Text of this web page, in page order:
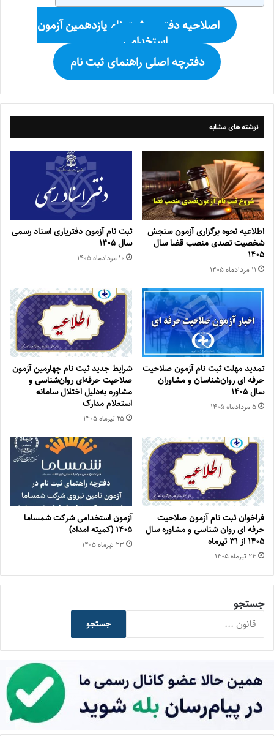
اصلاحیه دفترچه ثبت نام یازدهمین آزمون
استخدامی
دفترچه اصلی راهنمای ثبت نام
نوشته های مشابه
اطلاعیه نحوه برگزاری آزمون سنجش
شخصیت تصدی منصب قضا سال
۱۴۰۵
۱۱ مرداد‌ماه ۱۴۰۵
ثبت نام آزمون دفتریاری اسناد رسمی
سال ۱۴۰۵
۱۰ مرداد‌ماه ۱۴۰۵
تمدید مهلت ثبت نام آزمون صلاحیت
حرفه ای روان‌شناسان و مشاوران
سال ۱۴۰۵
۵ مرداد‌ماه ۱۴۰۵
شرایط جدید ثبت نام چهارمین آزمون
صلاحیت حرفه‌ای روان‌شناسی و
مشاوره به‌دلیل اختلال سامانه
استعلام مدارک
۲۵ تیر‌ماه ۱۴۰۵
فراخوان ثبت نام آزمون صلاحیت
حرفه ای روان شناسی و مشاوره سال
۱۴۰۵ از ۳۱ تیرماه
۲۴ تیر‌ماه ۱۴۰۵
آزمون استخدامی شرکت شمساما
۱۴۰۵ (کمیته امداد)
۲۳ تیر‌ماه ۱۴۰۵
جستجو
جستجو